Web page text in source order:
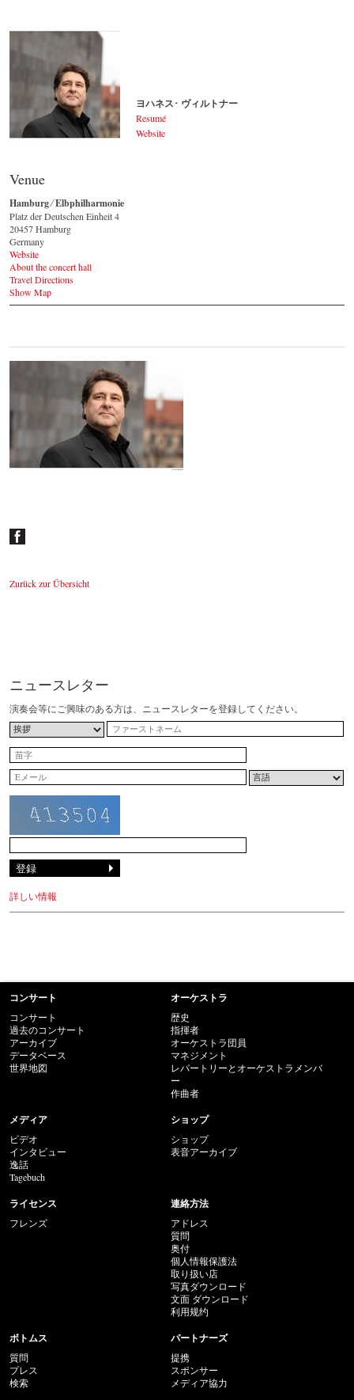
ヨハネス･ ヴィルトナー
Resumé
Website
Venue
Hamburg ⁄ Elbphilharmonie
Platz der Deutschen Einheit 4
20457 Hamburg
Germany
Website
About the concert hall
Travel Directions
Show Map
Zurück zur Übersicht
ニュースレター
演奏会等にご興味のある方は、ニュースレターを登録してください。
詳しい情報
コンサート
コンサート
過去のコンサート
アーカイブ
データベース
世界地図
オーケストラ
歴史
指揮者
オーケストラ団員
マネジメント
レパートリーとオーケストラメンバ
ー
作曲者
メディア
ビデオ
インタビュー
逸話
Tagebuch
ショップ
ショップ
表音アーカイブ
ライセンス
フレンズ
連絡方法
アドレス
質問
奥付
個人情報保護法
取り扱い店
写真ダウンロード
文面 ダウンロード
利用规约
ボトムス
質問
プレス
検索
パートナーズ
提携
スポンサー
メディア協力